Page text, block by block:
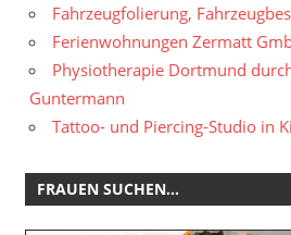
Fahrzeugfolierung,
Ferienwohnungen Zermatt
Physiotherapie Dortmund
Guntermann
Tattoo- und Piercing-Studio in
FRAUEN SUCHEN…